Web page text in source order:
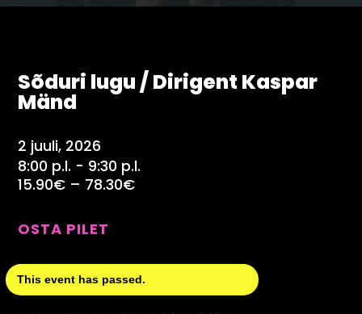
Sõduri lugu / Dirigent Kaspar
Mänd
2 juuli, 2026
8:00 p.l. - 9:30 p.l.
15.90€ – 78.30€
OSTA PILET
This event has passed.